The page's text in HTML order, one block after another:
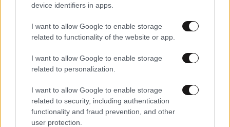
device identifiers in apps.
I want to allow Google to enable storage
related to functionality of the website or app.
I want to allow Google to enable storage
related to personalization.
I want to allow Google to enable storage
related to security, including authentication
functionality and fraud prevention, and other
user protection.
Διημέρευσης για άπορα παιδιά με ειδικές ανάγκες,
στις Αχαρνές Αττικής υπό την επίβλεψη του Δήμου
Αχαρνών.